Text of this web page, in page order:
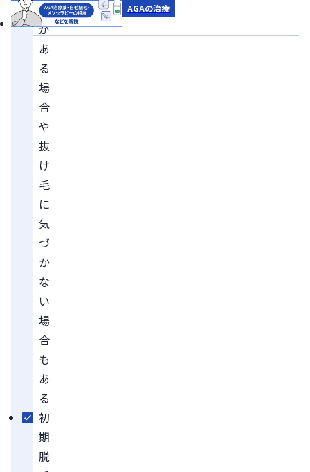
化
が
あ
る
場
合
や
抜
け
毛
に
気
づ
か
な
い
場
合
も
あ
る
初
期
脱
AGAの治療